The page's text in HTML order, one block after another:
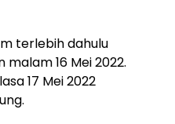
terlebih dahulu
16 Mei 2022.
17 Mei 2022